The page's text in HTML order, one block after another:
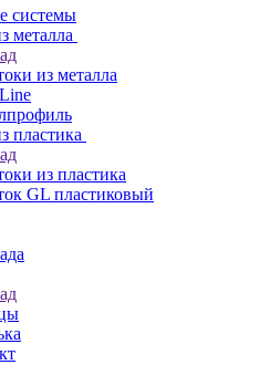
системы
металла
из металла
пластика
из пластика
GL пластиковый